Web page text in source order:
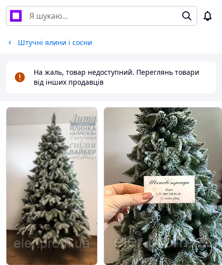
Штучні ялини і сосни
На жаль, товар недоступний. Переглянь товари
від інших продавців